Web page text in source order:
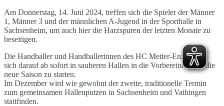
Am Donnerstag, 14. Juni 2024, treffen sich die Spieler der Männer
1, Männer 3 und der männlichen A-Jugend in der Sporthalle in
Sachsenheim, um auch hier die Harzspuren der letzten Monate zu
beseitigen.
Die Handballer und Handballerinnen des HC Metter-Enz freuen
sich darauf ab sofort in sauberen Hallen in die Vorbereitung auf die
neue Saison zu starten.
Im Dezember wird wie gewohnt der zweite, traditionelle Termin
zum gemeinsamen Hallenputzen in Sachsenheim und Vaihingen
stattfinden.